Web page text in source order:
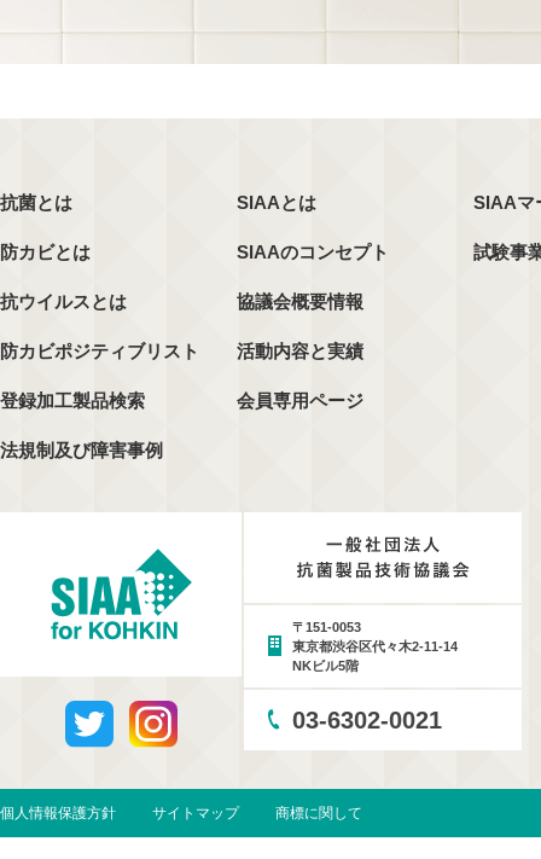
抗菌とは
防カビとは
抗ウイルスとは
防カビポジティブリスト
登録加工製品検索
法規制及び障害事例
SIAAとは
SIAAのコンセプト
協議会概要情報
活動内容と実績
会員専用ページ
SIAAマ
試験事
〒151-0053
東京都渋谷区代々木2-11-14
NKビル5階
03-6302-0021
個人情報保護方針 サイトマップ 商標に関して